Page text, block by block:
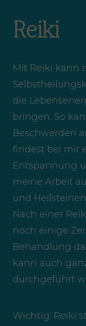
Reiki
Mit Reiki kann
die
bringen. So
Beschwerden
findest bei mir
Entspannung
meine Arbeit
und
Nach einer
noch einige
Behandlung
kann auch
durchgeführt
Wichtig: Reiki